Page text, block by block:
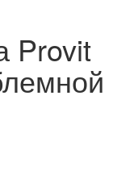
Provit